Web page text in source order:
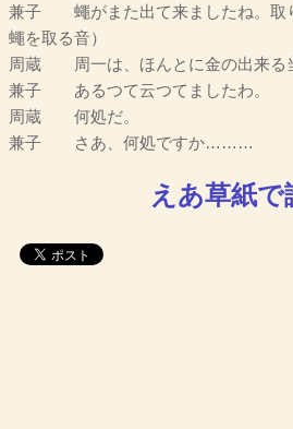
兼子 蠅がまた出て来ましたね。取
蠅を取る音）
周蔵 周一は、ほんとに金の出来る
兼子 あるつて云つてましたわ。
周蔵 何処だ。
兼子 さあ、何処ですか………
えあ草紙で